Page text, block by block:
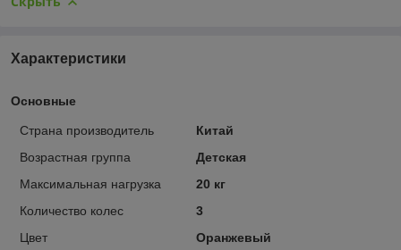
Характеристики
Основные
Страна производитель
Китай
Возрастная группа
Детская
Максимальная нагрузка
20 кг
Количество колес
3
Цвет
Оранжевый